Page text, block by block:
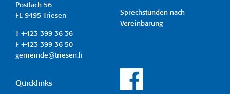
Postfach 56
FL-9495 Triesen
T +423 399 36 36
F +423 399 36 50
gemeinde@triesen.li
Sprechstunden nach
Vereinbarung
Quicklinks